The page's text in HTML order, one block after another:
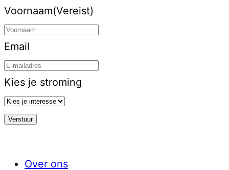
Voornaam(Vereist)
Email
Kies je stroming
Over ons